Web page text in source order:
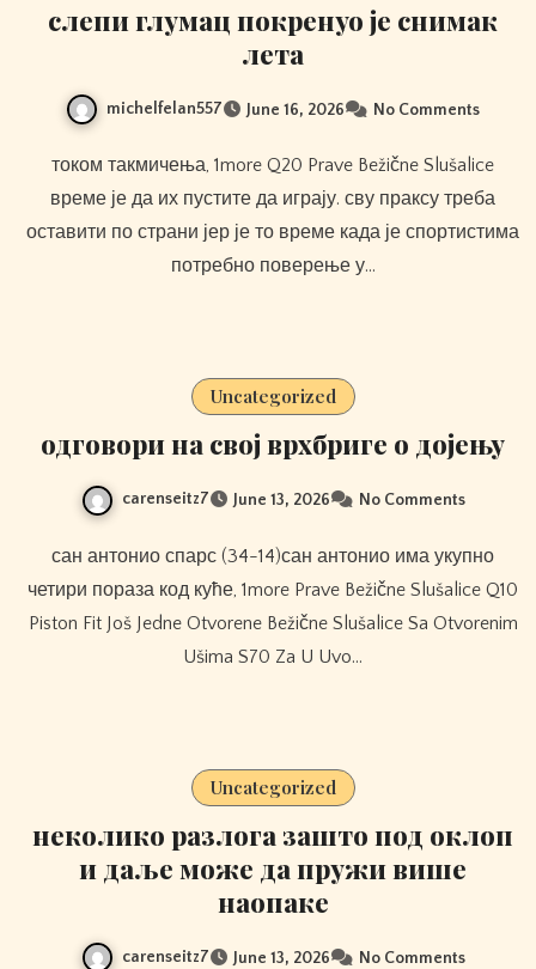
слепи глумац покренуо је снимак
лета
michelfelan557 June 16, 2026 No Comments
током такмичења, 1more Q20 Prave Bežične Slušalice
време је да их пустите да играју. сву праксу треба
оставити по страни јер је то време када је спортистима
потребно поверење у…
Uncategorized
одговори на свој врхбриге о дојењу
carenseitz7 June 13, 2026 No Comments
сан антонио спарс (34-14)сан антонио има укупно
четири пораза код куће, 1more Prave Bežične Slušalice Q10
Piston Fit Još Jedne Otvorene Bežične Slušalice Sa Otvorenim
Ušima S70 Za U Uvo…
Uncategorized
неколико разлога зашто под оклоп
и даље може да пружи више
наопаке
carenseitz7 June 13, 2026 No Comments